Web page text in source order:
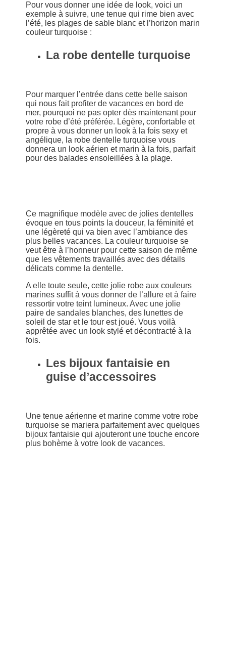
Pour vous donner une idée de look, voici un
exemple à suivre, une tenue qui rime bien avec
l’été, les plages de sable blanc et l’horizon marin
couleur turquoise :
La robe dentelle turquoise
Pour marquer l’entrée dans cette belle saison
qui nous fait profiter de vacances en bord de
mer, pourquoi ne pas opter dès maintenant pour
votre robe d’été préférée. Légère, confortable et
propre à vous donner un look à la fois sexy et
angélique, la robe dentelle turquoise vous
donnera un look aérien et marin à la fois, parfait
pour des balades ensoleillées à la plage.
Ce magnifique modèle avec de jolies dentelles
évoque en tous points la douceur, la féminité et
une légèreté qui va bien avec l’ambiance des
plus belles vacances. La couleur turquoise se
veut être à l’honneur pour cette saison de même
que les vêtements travaillés avec des détails
délicats comme la dentelle.
A elle toute seule, cette jolie robe aux couleurs
marines suffit à vous donner de l’allure et à faire
ressortir votre teint lumineux. Avec une jolie
paire de sandales blanches, des lunettes de
soleil de star et le tour est joué. Vous voilà
apprêtée avec un look stylé et décontracté à la
fois.
Les bijoux fantaisie en
guise d’accessoires
Une tenue aérienne et marine comme votre robe
turquoise se mariera parfaitement avec quelques
bijoux fantaisie qui ajouteront une touche encore
plus bohème à votre look de vacances.